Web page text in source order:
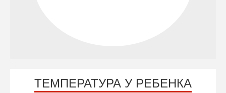
ТЕМПЕРАТУРА У РЕБЕНКА